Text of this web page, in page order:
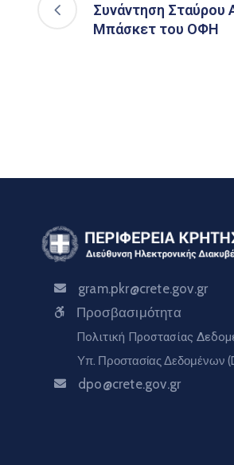
Συνάντηση Σταύρου
Μπάσκετ του ΟΦΗ
gram.pkr@crete.gov.gr
Προσβασιμότητα
Πολιτική Προστασίας
Υπ. Προστασίας Δεδομένων
dpo@crete.gov.gr